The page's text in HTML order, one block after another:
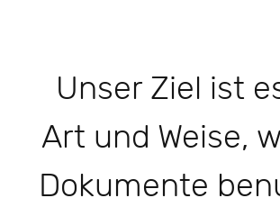
Unser Ziel ist
Art und Weise,
Dokumente